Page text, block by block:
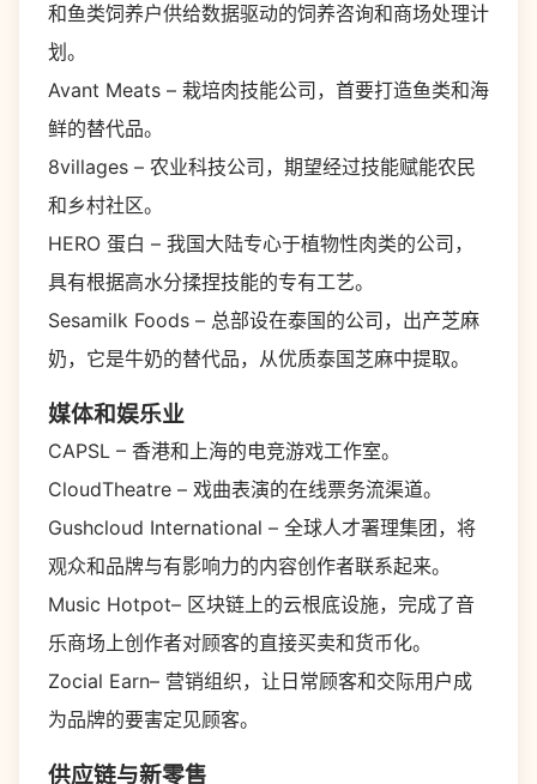
和鱼类饲养户供给数据驱动的饲养咨询和商场处理计
划。
Avant Meats – 栽培肉技能公司，首要打造鱼类和海
鲜的替代品。
8villages – 农业科技公司，期望经过技能赋能农民
和乡村社区。
HERO 蛋白 – 我国大陆专心于植物性肉类的公司，
具有根据高水分揉捏技能的专有工艺。
Sesamilk Foods – 总部设在泰国的公司，出产芝麻
奶，它是牛奶的替代品，从优质泰国芝麻中提取。
媒体和娱乐业
CAPSL – 香港和上海的电竞游戏工作室。
CloudTheatre – 戏曲表演的在线票务流渠道。
Gushcloud International – 全球人才署理集团，将
观众和品牌与有影响力的内容创作者联系起来。
Music Hotpot– 区块链上的云根底设施，完成了音
乐商场上创作者对顾客的直接买卖和货币化。
Zocial Earn– 营销组织，让日常顾客和交际用户成
为品牌的要害定见顾客。
供应链与新零售